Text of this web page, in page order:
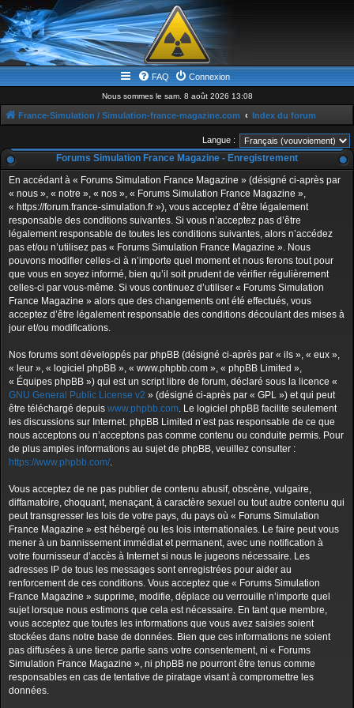
FAQ Connexion
Nous sommes le sam. 8 août 2026 13:08
France-Simulation / Simulation-france-magazine.com Index du forum
Langue :
Forums Simulation France Magazine - Enregistrement
En accédant à « Forums Simulation France Magazine » (désigné ci-après par
« nous », « notre », « nos », « Forums Simulation France Magazine »,
« https://forum.france-simulation.fr »), vous acceptez d’être légalement
responsable des conditions suivantes. Si vous n’acceptez pas d’être
légalement responsable de toutes les conditions suivantes, alors n’accédez
pas et/ou n’utilisez pas « Forums Simulation France Magazine ». Nous
pouvons modifier celles-ci à n’importe quel moment et nous ferons tout pour
que vous en soyez informé, bien qu’il soit prudent de vérifier régulièrement
celles-ci par vous-même. Si vous continuez d’utiliser « Forums Simulation
France Magazine » alors que des changements ont été effectués, vous
acceptez d’être légalement responsable des conditions découlant des mises à
jour et/ou modifications.
Nos forums sont développés par phpBB (désigné ci-après par « ils », « eux »,
« leur », « logiciel phpBB », « www.phpbb.com », « phpBB Limited »,
« Équipes phpBB ») qui est un script libre de forum, déclaré sous la licence «
GNU General Public License v2 » (désigné ci-après par « GPL ») et qui peut
être téléchargé depuis www.phpbb.com. Le logiciel phpBB facilite seulement
les discussions sur Internet. phpBB Limited n’est pas responsable de ce que
nous acceptons ou n’acceptons pas comme contenu ou conduite permis. Pour
de plus amples informations au sujet de phpBB, veuillez consulter :
https://www.phpbb.com/.
Vous acceptez de ne pas publier de contenu abusif, obscène, vulgaire,
diffamatoire, choquant, menaçant, à caractère sexuel ou tout autre contenu qui
peut transgresser les lois de votre pays, du pays où « Forums Simulation
France Magazine » est hébergé ou les lois internationales. Le faire peut vous
mener à un bannissement immédiat et permanent, avec une notification à
votre fournisseur d’accès à Internet si nous le jugeons nécessaire. Les
adresses IP de tous les messages sont enregistrées pour aider au
renforcement de ces conditions. Vous acceptez que « Forums Simulation
France Magazine » supprime, modifie, déplace ou verrouille n’importe quel
sujet lorsque nous estimons que cela est nécessaire. En tant que membre,
vous acceptez que toutes les informations que vous avez saisies soient
stockées dans notre base de données. Bien que ces informations ne soient
pas diffusées à une tierce partie sans votre consentement, ni « Forums
Simulation France Magazine », ni phpBB ne pourront être tenus comme
responsables en cas de tentative de piratage visant à compromettre les
données.